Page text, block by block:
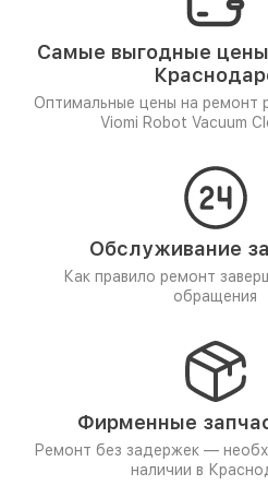
Самые выгодные
Оптимальные цены на ремонт
Viomi Robot Vacuum
Обслуживание
Как правило ремонт
обращения
Фирменные
Ремонт без задержек —
наличии в